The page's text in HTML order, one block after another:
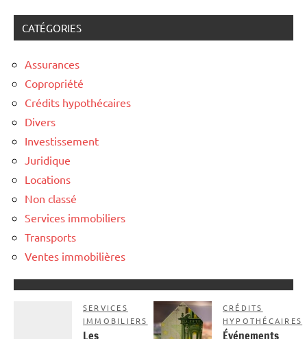
CATÉGORIES
Assurances
Copropriété
Crédits hypothécaires
Divers
Investissement
Juridique
Locations
Non classé
Services immobiliers
Transports
Ventes immobilières
SERVICES
IMMOBILIERS
Les
CRÉDITS
HYPOTHÉCAIRES
Événements